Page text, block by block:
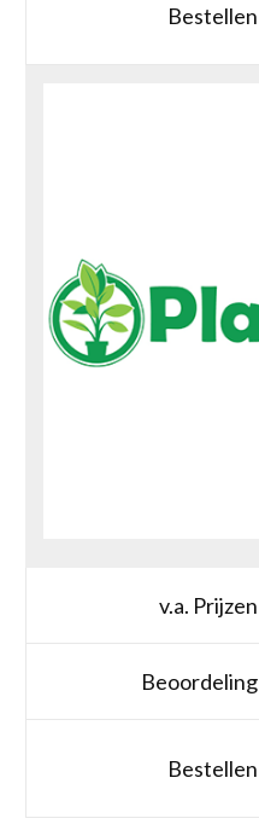
Bestellen
v.a. Prijzen
Beoordeling
Bestellen